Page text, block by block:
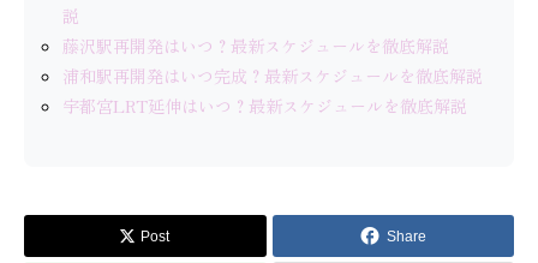
説
藤沢駅再開発はいつ？最新スケジュールを徹底解説
浦和駅再開発はいつ完成？最新スケジュールを徹底解説
宇都宮LRT延伸はいつ？最新スケジュールを徹底解説
Post Share